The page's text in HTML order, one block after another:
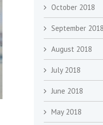
October 2018
September 2018
August 2018
July 2018
June 2018
May 2018